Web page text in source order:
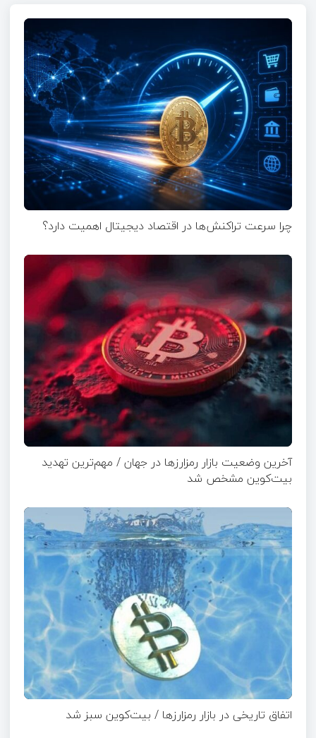
چرا سرعت تراکنش‌ها در اقتصاد دیجیتال اهمیت دارد؟
آخرین وضعیت بازار رمزارزها در جهان / مهم‌ترین تهدید
بیت‌کوین مشخص شد
اتفاق تاریخی در بازار رمزارزها / بیت‌کوین سبز شد